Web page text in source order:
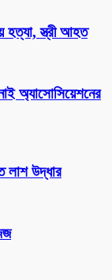
হত্যা, স্ত্রী আহত
অ্যাসোসিয়েশনের
লাশ উদ্ধার